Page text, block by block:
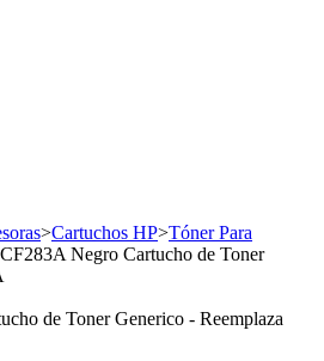
>Cartuchos HP>Tóner Para
Negro Cartucho de Toner